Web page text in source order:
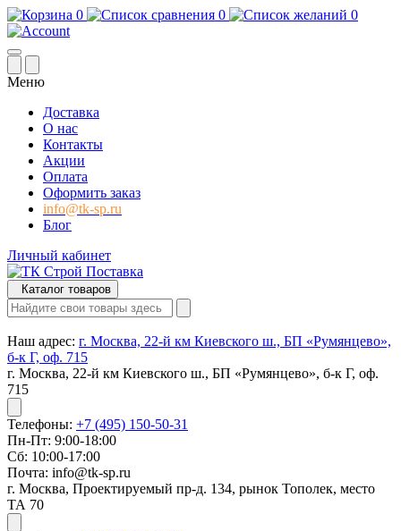
0 0 0
Меню
Доставка
О нас
Контакты
Акции
Оплата
Оформить заказ
info@tk-sp.ru
Блог
Личный кабинет
Каталог товаров
Наш адрес: г. Москва, 22-й км Киевского ш., БП «Румянцево»,
б-к Г, оф. 715
г. Москва, 22-й км Киевского ш., БП «Румянцево», б-к Г, оф.
715
Телефоны: +7 (495) 150-50-31
Пн-Пт: 9:00-18:00
Сб: 10:00-17:00
Почта: info@tk-sp.ru
г. Москва, Проектируемый пр-д. 134, рынок Тополек, место
ТА 70